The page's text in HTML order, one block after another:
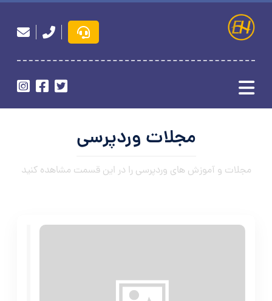
مجلات وردپرسی
مجلات و آموزش های وردپرسی را در این قسمت مشاهده کنید